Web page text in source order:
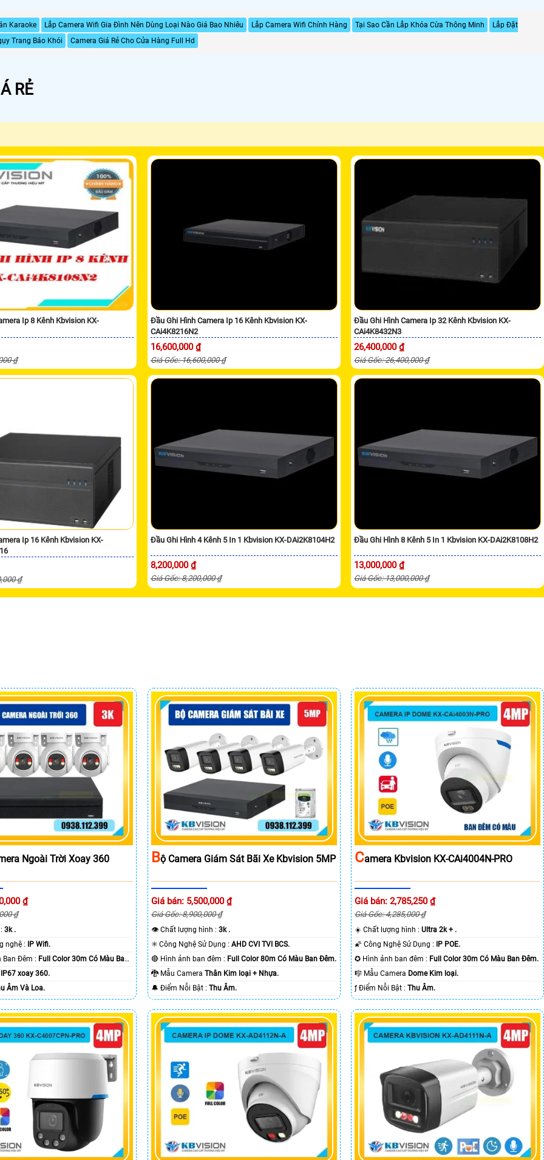
Karaoke Lắp Camera Wifi Gia Đình Nên Dùng Loại Nào Giá Bao Nhiêu Lắp Camera Wifi Chính Hàng Tại Sao Cần Lắp Khóa Cừa Thông Minh
Lắp Đặt
Trang Báo Khói Camera Giá Rẻ Cho Cửa Hàng Full Hd
RẺ
Ip 8 Kênh Kbvision KX-
₫
Đầu Ghi Hình Camera Ip 16 Kênh Kbvision KX-
CAi4K8216N2
16,600,000 ₫
Giá Gốc: 16,600,000 ₫
Đầu Ghi Hình Camera Ip 32 Kênh Kbvision KX-
CAi4K8432N3
26,400,000 ₫
Giá Gốc: 26,400,000 ₫
Ip 16 Kênh Kbvision KX-
₫
Đầu Ghi Hình 4 Kênh 5 In 1 Kbvision KX-DAi2K8104H2
8,200,000 ₫
Giá Gốc: 8,200,000 ₫
Đầu Ghi Hình 8 Kênh 5 In 1 Kbvision KX-DAi2K8108H2
13,000,000 ₫
Giá Gốc: 13,000,000 ₫
Ngoài Trời Xoay 360
₫
₫
:3k .
🏆 Tích hợp công nghệ : IP Wifi.
🌛 Khoảng Cách Ban Đêm : Full Color 30m Có Màu Ban
IP67 xoay 360.
Âm Và Loa.
BỘ Camera Giám Sát Bãi Xe Kbvision 5MP
Giá bán: 5,500,000 ₫
Giá Gốc: 8,900,000 ₫
👁 Chất lượng hình : 3k .
✳️ Công Nghệ Sử Dụng : AHD CVI TVI BCS.
🔴 Hình ảnh ban đêm : Full Color 80m Có Màu Ban Ðêm.
🐉️ Mẫu Camera Thân Kim loại + Nhựa.
️🔔 Điểm Nỗi Bật : Thu Âm.
CAmera Kbvision KX-CAi4004N-PRO
Giá bán: 2,785,250 ₫
Giá Gốc: 4,285,000 ₫
☀️ Chất lượng hình :Ultra 2k + .
🌠 Công Nghệ Sử Dụng : IP POE.
✪ Hình ảnh ban đêm : Full Color 30m Có Màu Ban Ðêm.
🎼️ Mẫu Camera Dome Kim loại.
️ƒ Điểm Nỗi Bật :Thu Âm.